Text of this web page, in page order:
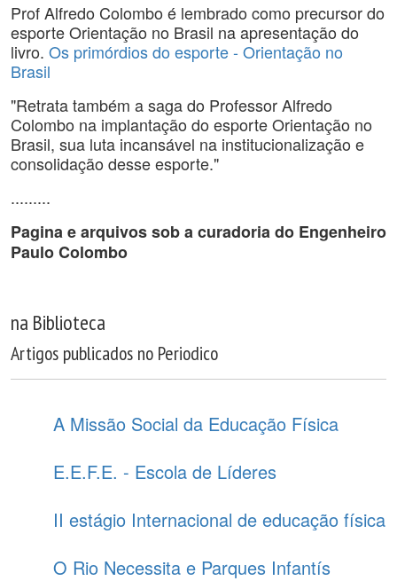
Prof Alfredo Colombo é lembrado como precursor do
esporte Orientação no Brasil na apresentação do
livro. Os primórdios do esporte - Orientação no
Brasil
"Retrata também a saga do Professor Alfredo
Colombo na implantação do esporte Orientação no
Brasil, sua luta incansável na institucionalização e
consolidação desse esporte."
.........
Pagina e arquivos sob a curadoria do Engenheiro
Paulo Colombo
na Biblioteca
Artigos publicados no Periodico
A Missão Social da Educação Física
E.E.F.E. - Escola de Líderes
II estágio Internacional de educação física
O Rio Necessita e Parques Infantís